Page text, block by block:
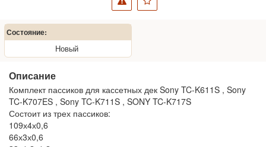
Состояние:
Новый
Описание
Комплект пассиков для кассетных дек Sony TC-K611S , Sony
TC-K707ES , Sony TC-K711S , SONY TC-K717S
Состоит из трех пассиков:
109х4х0,6
66х3х0,6